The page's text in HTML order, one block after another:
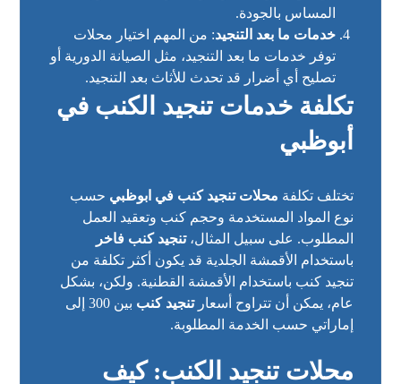
المساس بالجودة.
خدمات ما بعد التنجيد: من المهم اختيار محلات
توفر خدمات ما بعد التنجيد، مثل الصيانة الدورية أو
تصليح أي أضرار قد تحدث للأثاث بعد التنجيد.
تكلفة خدمات تنجيد الكنب في
أبوظبي
تختلف تكلفة محلات تنجيد كنب في ابوظبي حسب
نوع المواد المستخدمة وحجم كنب وتعقيد العمل
المطلوب. على سبيل المثال،تنجيد كنب فاخر
باستخدام الأقمشة الجلدية قد يكون أكثر تكلفة من
تنجيد كنب باستخدام الأقمشة القطنية. ولكن، بشكل
عام، يمكن أن تتراوح أسعارتنجيد كنب
بين 300 إلى
إماراتي حسب الخدمة المطلوبة.
محلات تنجيد الكنب: كيف